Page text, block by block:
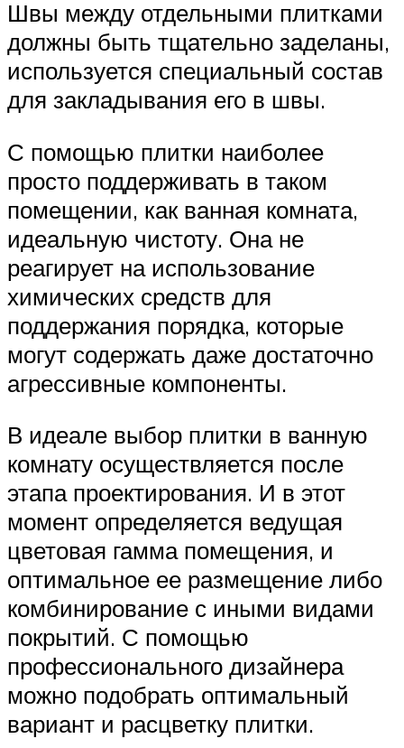
Швы между отдельными плитками
должны быть тщательно заделаны,
используется специальный состав
для закладывания его в швы.
С помощью плитки наиболее
просто поддерживать в таком
помещении, как ванная комната,
идеальную чистоту. Она не
реагирует на использование
химических средств для
поддержания порядка, которые
могут содержать даже достаточно
агрессивные компоненты.
В идеале выбор плитки в ванную
комнату осуществляется после
этапа проектирования. И в этот
момент определяется ведущая
цветовая гамма помещения, и
оптимальное ее размещение либо
комбинирование с иными видами
покрытий. С помощью
профессионального дизайнера
можно подобрать оптимальный
вариант и расцветку плитки.